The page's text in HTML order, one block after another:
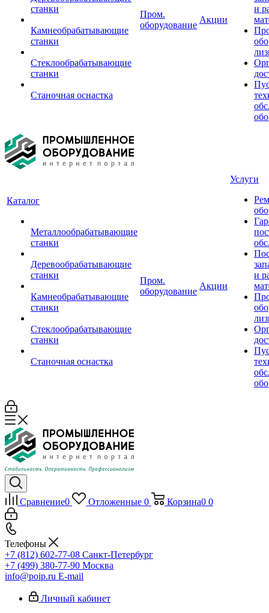
станки
Камнеобрабатывающие
станки
Стеклообрабатывающие
станки
Станочная оснастка
Пром.
оборудование
Акции
и
Каталог
Металлообрабатывающие
станки
Деревообрабатывающие
станки
Камнеобрабатывающие
станки
Стеклообрабатывающие
станки
Станочная оснастка
Пром.
оборудование
Акции
Услуги
и
Сравнение0 Отложенные 0 Корзина0 0
Телефоны
+7 (812) 602-77-08 Санкт-Петербург
+7 (499) 380-77-90 Москва
info@poip.ru E-mail
Личный кабинет